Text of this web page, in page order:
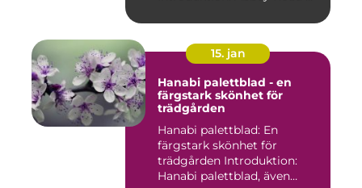
15. jan
Hanabi palettblad - en
färgstark skönhet för
trädgården
Hanabi palettblad: En
färgstark skönhet för
trädgården Introduktion:
Hanabi palettblad, även